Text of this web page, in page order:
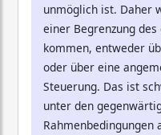
unmöglich ist. Daher
einer Begrenzung
kommen, entweder
oder über eine
Steuerung. Das ist
unter den